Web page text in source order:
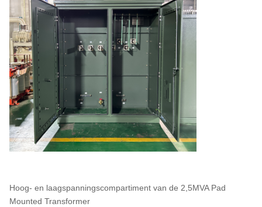
Hoog- en laagspanningscompartiment van de 2,5MVA Pad
Mounted Transformer